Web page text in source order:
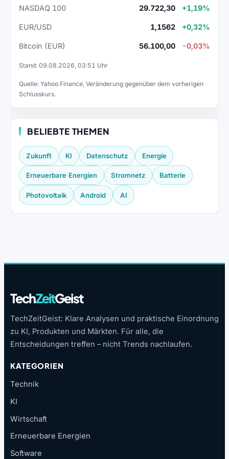
NASDAQ 100 29.722,30 +1,19%
EUR/USD 1,1562 +0,32%
Bitcoin (EUR) 56.100,00 -0,03%
Stand: 09.08.2026, 03:51 Uhr
Quelle: Yahoo Finance, Veränderung gegenüber dem vorherigen
Schlusskurs.
BELIEBTE THEMEN
Zukunft KI Datenschutz Energie
Erneuerbare Energien Stromnetz Batterie
Photovoltaik Android AI
TechZeitGeist
TechZeitGeist: Klare Analysen und praktische Einordnung
zu KI, Produkten und Märkten. Für alle, die
Entscheidungen treffen – nicht Trends nachlaufen.
KATEGORIEN
Technik
KI
Wirtschaft
Erneuerbare Energien
Software